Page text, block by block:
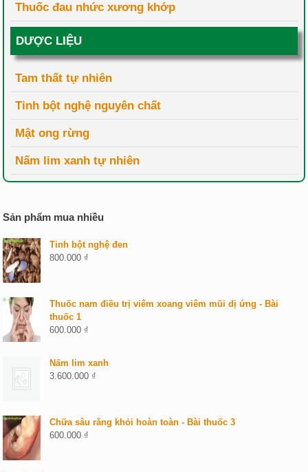
Thuốc đau nhức xương khớp
DƯỢC LIỆU
Tam thất tự nhiên
Tinh bột nghệ nguyên chất
Mật ong rừng
Nấm lim xanh tự nhiên
Sản phẩm mua nhiều
Tinh bột nghệ đen
800.000 ₫
Thuốc nam điều trị viêm xoang viêm mũi dị ứng - Bài
thuốc 1
600.000 ₫
Nấm lim xanh
3.600.000 ₫
Chữa sâu răng khỏi hoàn toàn - Bài thuốc 3
600.000 ₫